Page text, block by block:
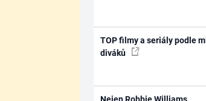
TOP filmy a seriály podle
diváků
Nejen Robbie Williams.